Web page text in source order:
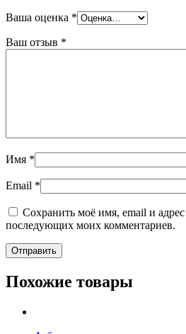
Ваша оценка *
Ваш отзыв *
Имя *
Email *
Сохранить моё имя, email и адрес
последующих моих комментариев.
Похожие товары